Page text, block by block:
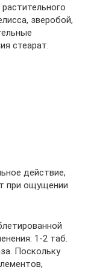
зверобой,
стеарат.
действие,
при ощущении
1-2 таб.
Поскольку